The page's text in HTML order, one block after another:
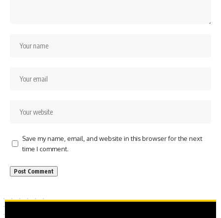
Save my name, email, and website in this browser for the next
time I comment.